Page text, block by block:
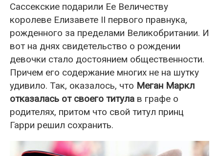
Сассекские подарили Ее Величеству
королеве Елизавете II первого правнука,
рожденного за пределами Великобритании. И
вот на днях свидетельство о рождении
девочки стало достоянием общественности.
Причем его содержание многих не на шутку
удивило. Так, оказалось, что Меган Маркл
отказалась от своего титула в графе о
родителях, притом что свой титул принц
Гарри решил сохранить.